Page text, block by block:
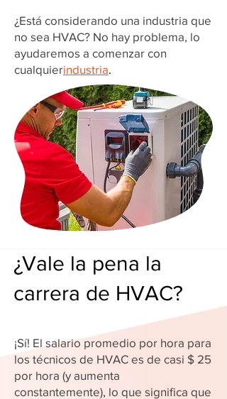
¿Está considerando una industria que
no sea HVAC? No hay problema, lo
ayudaremos a comenzar con
cualquierindustria.
¿Vale la pena la
carrera de HVAC?
¡Sí! El salario promedio por hora para
los técnicos de HVAC es de casi $ 25
por hora (y aumenta
constantemente), lo que significa que